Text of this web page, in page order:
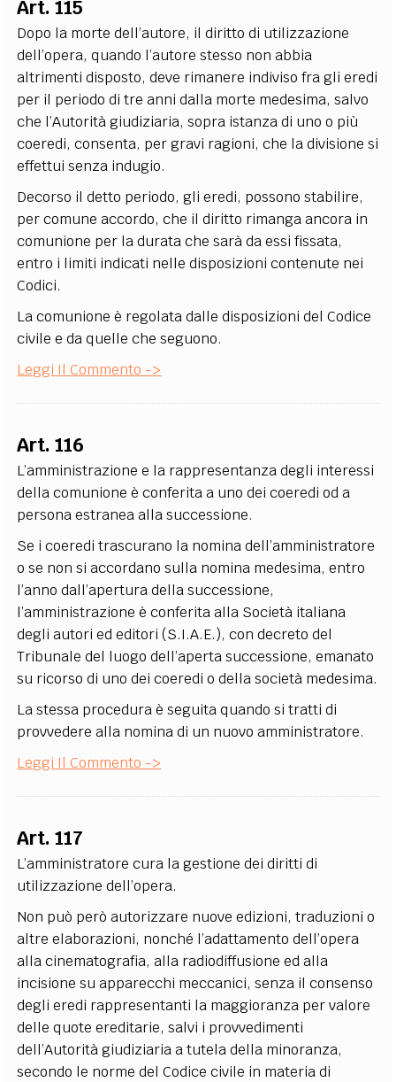
Art. 115
Dopo la morte dell’autore, il diritto di utilizzazione
dell’opera, quando l’autore stesso non abbia
altrimenti disposto, deve rimanere indiviso fra gli eredi
per il periodo di tre anni dalla morte medesima, salvo
che l’Autorità giudiziaria, sopra istanza di uno o più
coeredi, consenta, per gravi ragioni, che la divisione si
effettui senza indugio.
Decorso il detto periodo, gli eredi, possono stabilire,
per comune accordo, che il diritto rimanga ancora in
comunione per la durata che sarà da essi fissata,
entro i limiti indicati nelle disposizioni contenute nei
Codici.
La comunione è regolata dalle disposizioni del Codice
civile e da quelle che seguono.
Leggi Il Commento ->
Art. 116
L’amministrazione e la rappresentanza degli interessi
della comunione è conferita a uno dei coeredi od a
persona estranea alla successione.
Se i coeredi trascurano la nomina dell’amministratore
o se non si accordano sulla nomina medesima, entro
l’anno dall’apertura della successione,
l’amministrazione è conferita alla Società italiana
degli autori ed editori (S.I.A.E.), con decreto del
Tribunale del luogo dell’aperta successione, emanato
su ricorso di uno dei coeredi o della società medesima.
La stessa procedura è seguita quando si tratti di
provvedere alla nomina di un nuovo amministratore.
Leggi Il Commento ->
Art. 117
L’amministratore cura la gestione dei diritti di
utilizzazione dell’opera.
Non può però autorizzare nuove edizioni, traduzioni o
altre elaborazioni, nonché l’adattamento dell’opera
alla cinematografia, alla radiodiffusione ed alla
incisione su apparecchi meccanici, senza il consenso
degli eredi rappresentanti la maggioranza per valore
delle quote ereditarie, salvi i provvedimenti
dell’Autorità giudiziaria a tutela della minoranza,
secondo le norme del Codice civile in materia di